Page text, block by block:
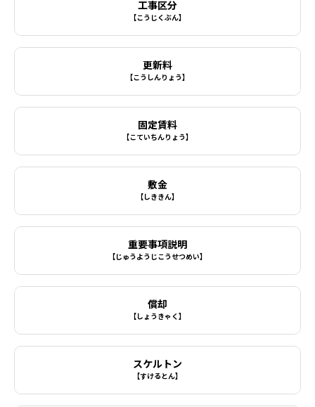
工事区分
【こうじくぶん】
更新料
【こうしんりょう】
固定賃料
【こていちんりょう】
敷金
【しききん】
重要事項説明
【じゅうようじこうせつめい】
償却
【しょうきゃく】
スケルトン
【すけるとん】